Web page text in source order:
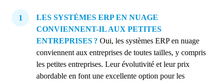
LES SYSTÈMES ERP EN NUAGE
CONVIENNENT-IL AUX PETITES
ENTREPRISES ? Oui, les systèmes ERP en nuage
conviennent aux entreprises de toutes tailles, y compris
les petites entreprises. Leur évolutivité et leur prix
abordable en font une excellente option pour les